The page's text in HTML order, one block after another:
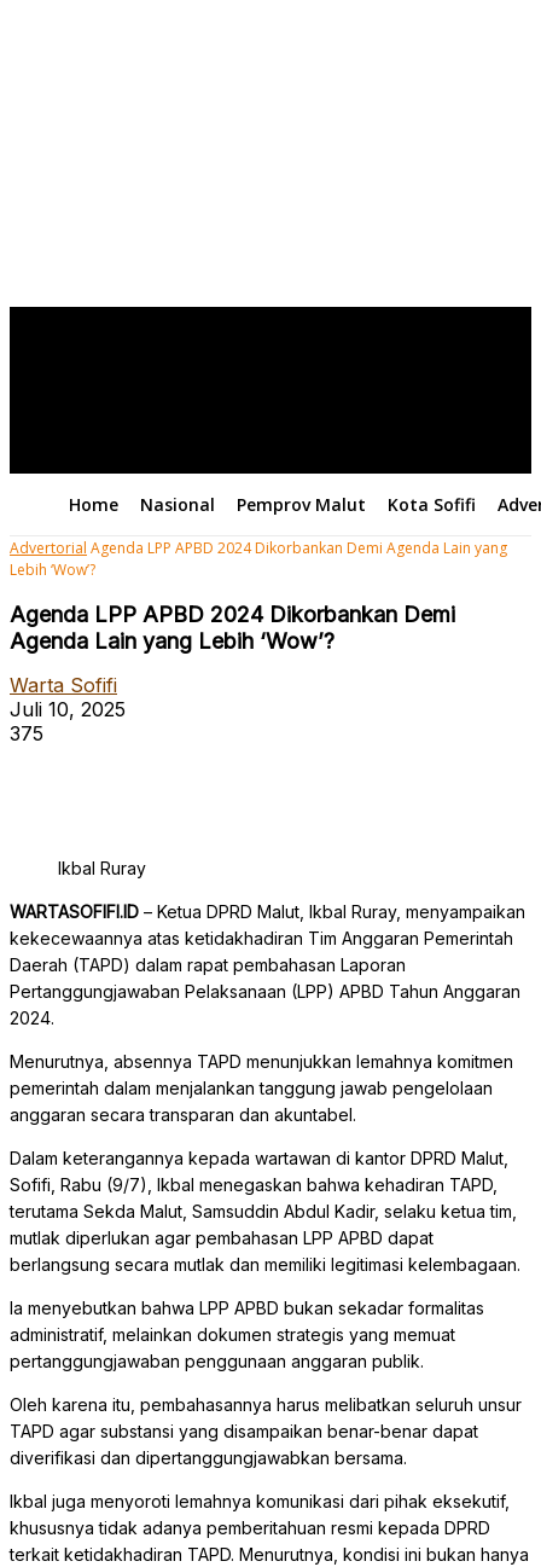
Home Nasional Pemprov Malut Kota Sofifi
Advertorial Agenda LPP APBD 2024 Dikorbankan Demi Agenda Lain yang
Lebih ‘Wow’?
Agenda LPP APBD 2024 Dikorbankan Demi
Agenda Lain yang Lebih ‘Wow’?
Warta Sofifi
Juli 10, 2025
375
Ikbal Ruray
WARTASOFIFI.ID – Ketua DPRD Malut, Ikbal Ruray, menyampaikan
kekecewaannya atas ketidakhadiran Tim Anggaran Pemerintah
Daerah (TAPD) dalam rapat pembahasan Laporan
Pertanggungjawaban Pelaksanaan (LPP) APBD Tahun Anggaran
2024.
Menurutnya, absennya TAPD menunjukkan lemahnya komitmen
pemerintah dalam menjalankan tanggung jawab pengelolaan
anggaran secara transparan dan akuntabel.
Dalam keterangannya kepada wartawan di kantor DPRD Malut,
Sofifi, Rabu (9/7), Ikbal menegaskan bahwa kehadiran TAPD,
terutama Sekda Malut, Samsuddin Abdul Kadir, selaku ketua tim,
mutlak diperlukan agar pembahasan LPP APBD dapat
berlangsung secara mutlak dan memiliki legitimasi kelembagaan.
Ia menyebutkan bahwa LPP APBD bukan sekadar formalitas
administratif, melainkan dokumen strategis yang memuat
pertanggungjawaban penggunaan anggaran publik.
Oleh karena itu, pembahasannya harus melibatkan seluruh unsur
TAPD agar substansi yang disampaikan benar-benar dapat
diverifikasi dan dipertanggungjawabkan bersama.
Ikbal juga menyoroti lemahnya komunikasi dari pihak eksekutif,
khususnya tidak adanya pemberitahuan resmi kepada DPRD
terkait ketidakhadiran TAPD. Menurutnya, kondisi ini bukan hanya